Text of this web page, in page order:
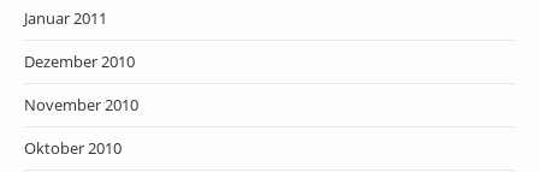
Januar 2011
Dezember 2010
November 2010
Oktober 2010